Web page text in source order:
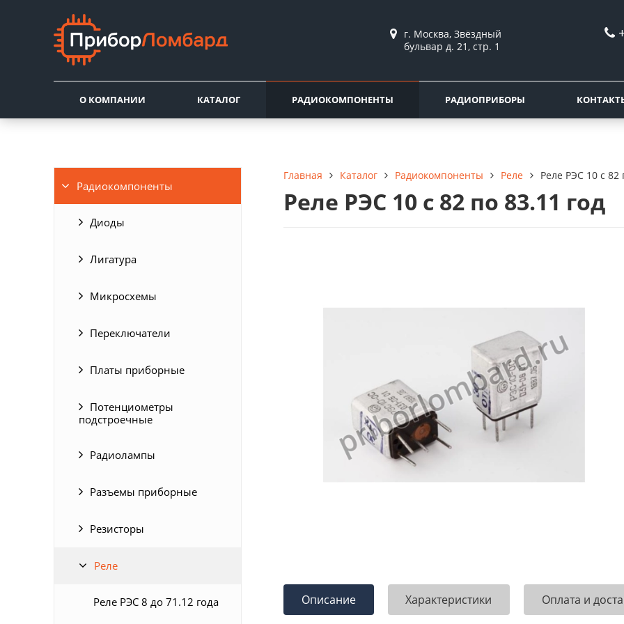
г. Москва, Звёздный
бульвар д. 21, стр. 1
О КОМПАНИИ КАТАЛОГ РАДИОКОМПОНЕНТЫ РАДИОПРИБОРЫ
Радиокомпоненты
Диоды
Лигатура
Микросхемы
Переключатели
Платы приборные
Потенциометры
подстроечные
Радиолампы
Разъемы приборные
Резисторы
Реле
Реле РЭС 8 до 71.12 года
Главная Каталог Радиокомпоненты Реле Реле РЭС 10 с 82
Реле РЭС 10 с 82 по 83.11 год
Описание Характеристики Оплата и